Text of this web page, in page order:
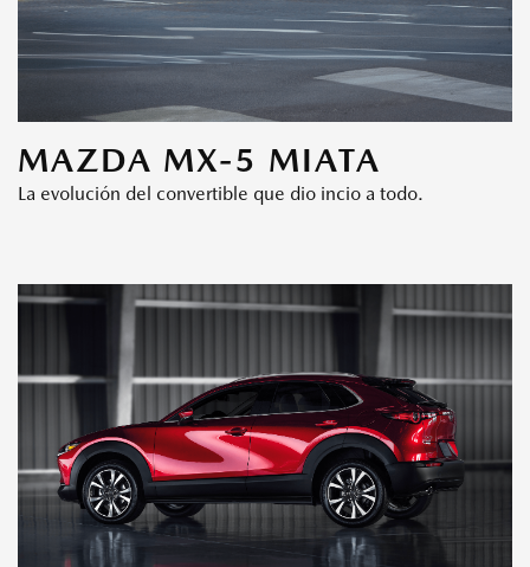
MAZDA MX-5 MIATA
La evolución del convertible que dio incio a todo.